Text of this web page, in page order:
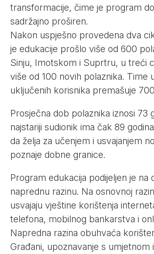
transformacije, čime je program
sadržajno proširen.
Nakon uspješno provedena dva
je edukacije prošlo više od 600
Sinju, Imotskom i Suprtru, u treći
više od 100 novih polaznika. Time
uključenih korisnika premašuje
Prosječna dob polaznika iznosi 73
najstariji sudionik ima čak 89
da želja za učenjem i usvajanjem
poznaje dobne granice.
Program edukacija podijeljen je na
naprednu razinu. Na osnovnoj
usvajaju vještine korištenja
telefona, mobilnog bankarstva i
Napredna razina obuhvaća
Građani, upoznavanje s umjetnom